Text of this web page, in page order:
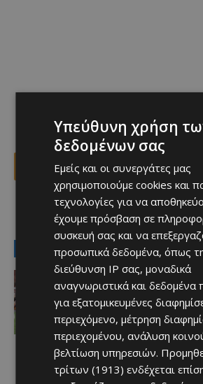
Facebook X
Top
LATEST NEWS
Αθλητικά
Έχασε στο φινάλε…
η Πάφος
Afentiko 06/08/2026
Υπεύθυνη χρήση
δεδομένων σας
Εμείς και οι συνεργάτες μας
χρησιμοποιούμε cookies και
τεχνολογίες για να
έχουμε πρόσβαση σε
συσκευή σας και να
προσωπικά δεδομένα, όπως
διεύθυνση IP σας, μοναδικά
αναγνωριστικά και δεδομένα
για εξατομικευμένες
περιεχόμενο, μέτρηση
περιεχομένου, ανάλυση
βελτίωση υπηρεσιών.
τρίτων (1913) ενδέχεται